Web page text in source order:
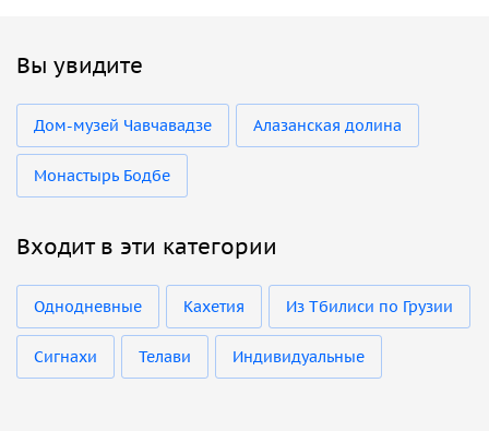
Вы увидите
Дом-музей Чавчавадзе Алазанская долина
Монастырь Бодбе
Входит в эти категории
Однодневные Кахетия Из Тбилиси по Грузии
Сигнахи Телави Индивидуальные